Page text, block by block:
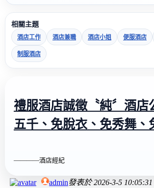
相關主題
酒店工作 酒店兼職 酒店小姐 便服酒店
制服酒店
禮服酒店誠徵〝純〞酒店
五千、免脫衣、免秀舞、
————酒店經紀
admin發表於2026-3-5 10:05:31